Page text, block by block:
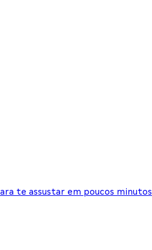
te assustar em poucos minutos